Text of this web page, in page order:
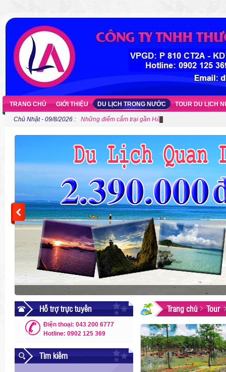
TRANG CHỦ GIỚI THIỆU DU LỊCH TRONG NƯỚC TOUR DU LỊCH
Chủ Nhật - 09/8/2026 : Những điểm cắm trại gần Hà Nội cho người ưa
Hỗ trợ trực tuyến
Điện thoại: 043 200 6777
Hotline: 0902 125 369
Tìm kiếm
Trang chủ Tour